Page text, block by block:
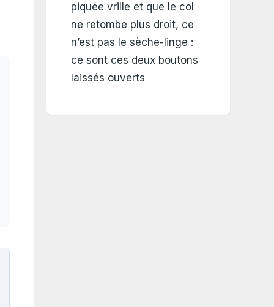
piquée vrille et que le col
ne retombe plus droit, ce
n’est pas le sèche-linge :
ce sont ces deux boutons
laissés ouverts